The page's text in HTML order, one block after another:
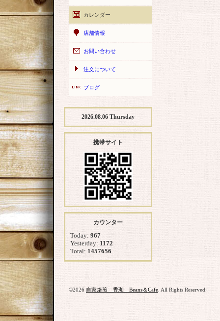
カレンダー
店舗情報
お問い合わせ
注文について
ブログ
2026.08.06 Thursday
携帯サイト
カウンター
Today: 967
Yesterday: 1172
Total: 1457656
©2026 自家焙煎 香珈 Beans＆Cafe . All Rights Reserved.